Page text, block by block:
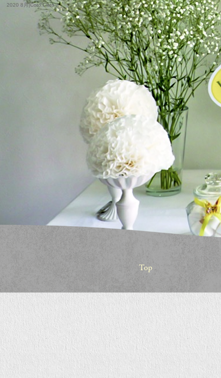
2020 8月|Coto.Lieto